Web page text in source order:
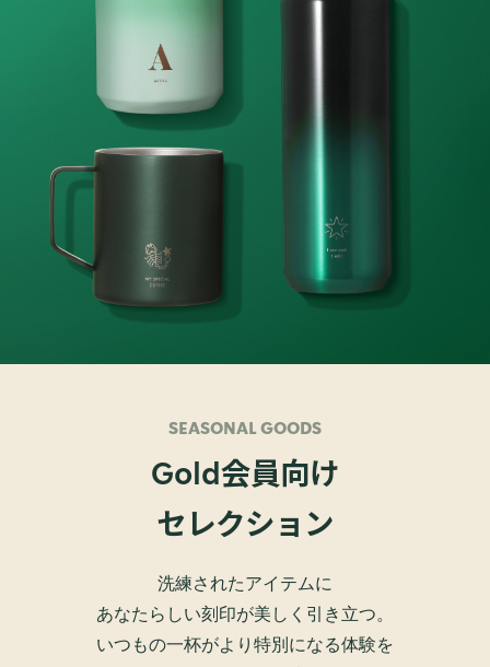
SEASONAL GOODS
Gold会員向け
セレクション
洗練されたアイテムに
あなたらしい刻印が美しく引き立つ。
いつもの一杯がより特別になる体験を